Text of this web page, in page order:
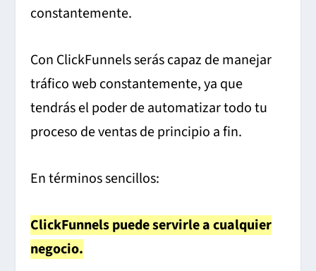
constantemente.
Con ClickFunnels serás capaz de manejar
tráfico web constantemente, ya que
tendrás el poder de automatizar todo tu
proceso de ventas de principio a fin.
En términos sencillos:
ClickFunnels puede servirle a cualquier
negocio.